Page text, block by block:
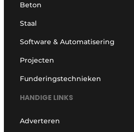
Beton
Staal
Software & Automatisering
Projecten
Funderingstechnieken
HANDIGE LINKS
Adverteren